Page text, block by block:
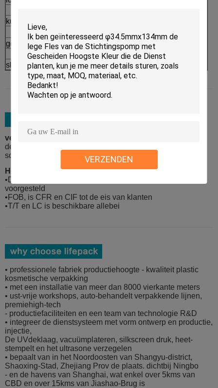
VERZENDEN
kussengeval
geurbestrijdende stok
skincare verpakkingsreeks
verpakkingsmateriaal:
de gebonden vijf laaguitvoer kartonneert met
schuimmaterialen en de extra palletdienst is beschikbaar
Het verschepen details:
•De Haven van Shanghai en Ningbo-de Haven worden
voorgesteld
•FOB, is CFR en CIF tot de eis van klanten
•T/T en LC is beschikbare allebei
• professionele fabriek productiehoogte - kwaliteit plastic
kosmetische verpakking
• met een installatie van meer dan 8000 vierkante meters
• ust-vrije workshops, auto-behandelt verpakkende lijnen,
premiehigh-tech
- productiefaciliteiten en een team van technologie R&D
• integreer de dienstsysteem met vorm ontwerp en productie,
injectie,
De UVdeklaag, vacuümplateren, silkscreen druk, heet-
stempelt en het ultrasone verzegelen
• bepaalt van in het Noordoosten van Shangyu-district,
Shaoxing-Stad, Zhejiang Prov de plaats. dichtbij Ningbo
- en de havens van Shanghai, wat enkel over 5kms van
CBD en over 15kms van Jiashao-Brug is